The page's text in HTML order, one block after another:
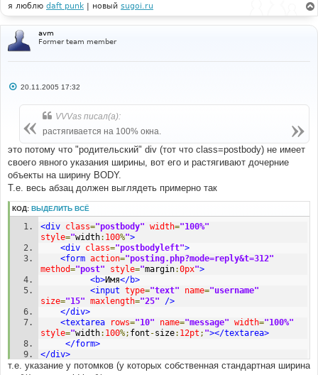
я люблю daft punk | новый sugoi.ru
avm
Former team member
С
е
20.11.2005 17:32
VVVas писал(а):
растягивается на 100% окна.
это потому что "родительский" div (тот что class=postbody) не имеет
своего явного указания ширины, вот его и растягивают дочерние
объекты на ширину BODY.
Т.е. весь абзац должен выглядеть примерно так
КОД: ВЫДЕЛИТЬ ВСЁ
<div class="postbody" width="100%"
style="width: 100%">
<div class="postbodyleft">
<form action="posting.php?mode=reply&t=312"
method="post" style="margin:0px">
<b>Имя</b>
<input type="text" name="username"
size="15" maxlength="25"
/>
</div>
<textarea
rows="10" name="message" width="100%"
style="width: 100%; font -size: 12pt ; "></textarea>
</form>
</div>
т.е. указание у потомков (у которых собственная стандартная ширина